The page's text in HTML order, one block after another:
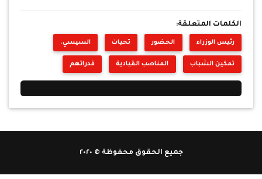
الكلمات المتعلقة:
رئيس الوزراء الحضور تحيات السيسي.
تمكين الشباب المناصب القيادية قدراتهم
جميع الحقوق محفوظة © ٢٠٢٠